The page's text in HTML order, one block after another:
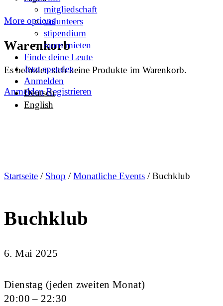
More options
Warenkorb
Es befinden sich keine Produkte im Warenkorb.
Anmelden Registrieren
mitgliedschaft
volunteers
stipendium
raum mieten
Finde deine Leute
Jetzt spenden
Anmelden
Deutsch
English
Startseite / Shop /Monatliche Events/ Buchklub
Buchklub
6. Mai 2025
Dienstag (jeden zweiten Monat)
20:00 – 22:30